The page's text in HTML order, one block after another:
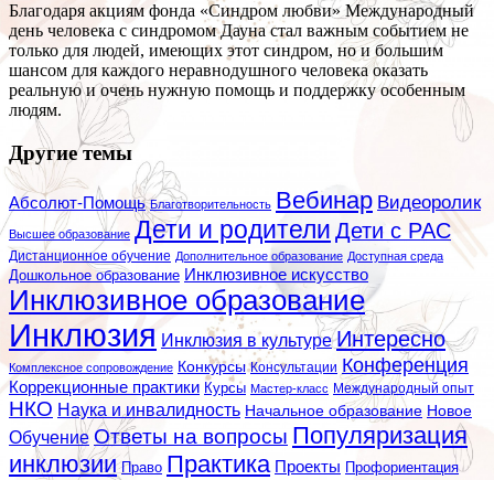
Благодаря акциям фонда «Синдром любви» Международный
день человека с синдромом Дауна стал важным событием не
только для людей, имеющих этот синдром, но и большим
шансом для каждого неравнодушного человека оказать
реальную и очень нужную помощь и поддержку особенным
людям.
Другие темы
Абсолют-Помощь Благотворительность Вебинар Видеоролик
Высшее образование Дети и родители Дети с РАС
Дистанционное обучение Дополнительное образование Доступная среда
Дошкольное образование Инклюзивное искусство
Инклюзивное образование
Инклюзия Инклюзия в культуре Интересно
Комплексное сопровождение Конкурсы Консультации Конференция
Коррекционные практики Курсы Мастер-класс Международный опыт
НКО Наука и инвалидность Начальное образование Новое
Обучение Ответы на вопросы Популяризация
инклюзии Право Практика Проекты Профориентация